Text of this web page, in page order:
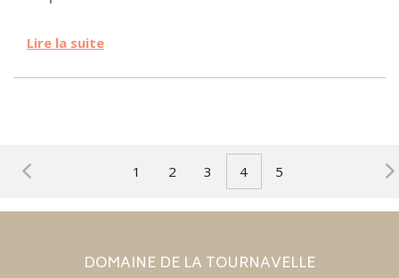
Lire la suite
1 2 3 4 5
DOMAINE DE LA TOURNAVELLE